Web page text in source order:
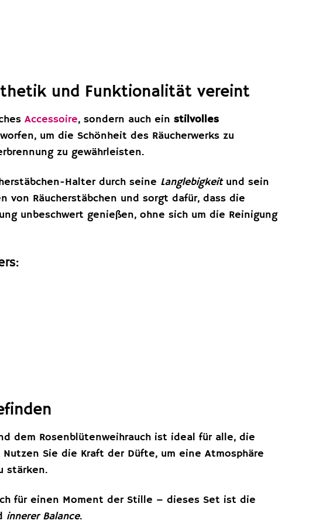
und Funktionalität vereint
Accessoire, sondern auch einstilvolles
um die Schönheit des Räucherwerks zu
zu gewährleisten.
Halter durch seine Langlebigkeitund sein
von Räucherstäbchen und sorgt dafür, dass die
unbeschwert genießen, ohne sich um die Reinigung
dem Rosenblütenweihrauch ist ideal für alle, die
Nutzen Sie die Kraft der Düfte, um eine Atmosphäre
stärken.
für einen Moment der Stille – dieses Set ist die
innerer Balance.